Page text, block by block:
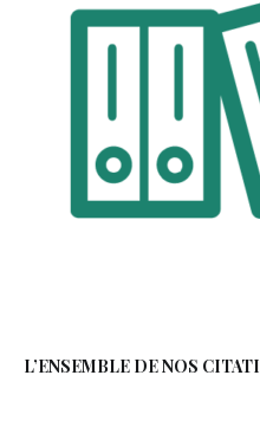
L’ENSEMBLE DE NOS